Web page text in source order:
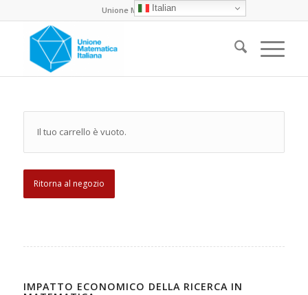
Unione Matematica Italiana
Il tuo carrello è vuoto.
Ritorna al negozio
IMPATTO ECONOMICO DELLA RICERCA IN
Italian